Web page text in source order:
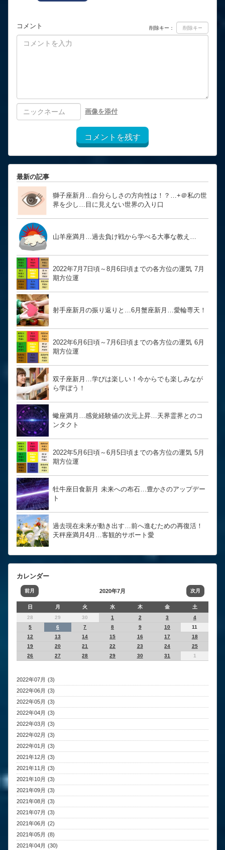
コメント 削除キー：
画像を添付
コメントを残す
最新の記事
獅子座新月…自分らしさの方向性は！？… ​​​​​​​+＠私の世
界を少し…目に見えない世界の入り口
山羊座満月…過去負け戦から学べる大事な教え…
2022年7月7日頃～8月6日頃までの各方位の運気 7月
期方位運
射手座新月の振り返りと…6月蟹座新月…愛輪専天！
2022年6月6日頃～7月6日頃までの各方位の運気 6月
期方位運
双子座新月…学びは楽しい！今からでも楽しみなが
ら学ぼう！
蠍座満月…感覚経験値の次元上昇…天界霊界とのコ
ンタクト
2022年5月6日頃～6月5日頃までの各方位の運気 5月
期方位運
牡牛座日食新月 未来への布石…豊かさのアップデー
ト
過去現在未来が動き出す…前へ進むための再復活！
天秤座満月4月…客観的サポート愛
カレンダー
前月 2020年7月 次月
日 月 火 水 木 金
土
28
29 30 1 2 3
4
5
6 7 8 9 10
11
12
13 14 15 16 17
18
19
20 21 22 23 24
25
26
27 28 29 30 31 1
2022年07月 (3)
2022年06月 (3)
2022年05月 (3)
2022年04月 (3)
2022年03月 (3)
2022年02月 (3)
2022年01月 (3)
2021年12月 (3)
2021年11月 (3)
2021年10月 (3)
2021年09月 (3)
2021年08月 (3)
2021年07月 (3)
2021年06月 (2)
2021年05月 (8)
2021年04月 (30)